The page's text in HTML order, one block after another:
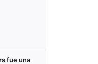
fue una